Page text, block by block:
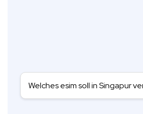
Welches esim soll in Singapur